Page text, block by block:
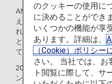
ANAグループでは、社員一人
え、行動につなげられるよう
れている方や、環境配慮のビ
としてお招きして、ANA
ています。
2025年11月に第5回目となる
ンライン含め約140名のANA
のクッキーの使用に
に決めることができ
いくつかの機能が享
あります。詳細は、
（Cookie）ポリシー
さい。 当社では、お
ト閲覧に際して、サ